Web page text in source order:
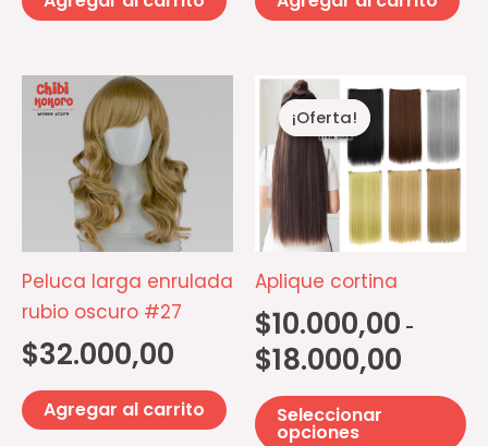
Peluca larga enrulada
rubio oscuro #27
$32.000,00
Agregar al carrito
¡Oferta!
¡Oferta!
Aplique cortina
$10.000,00 -
$18.000,00
Rango
de
precios:
desde
hasta
Seleccionar
opciones
la